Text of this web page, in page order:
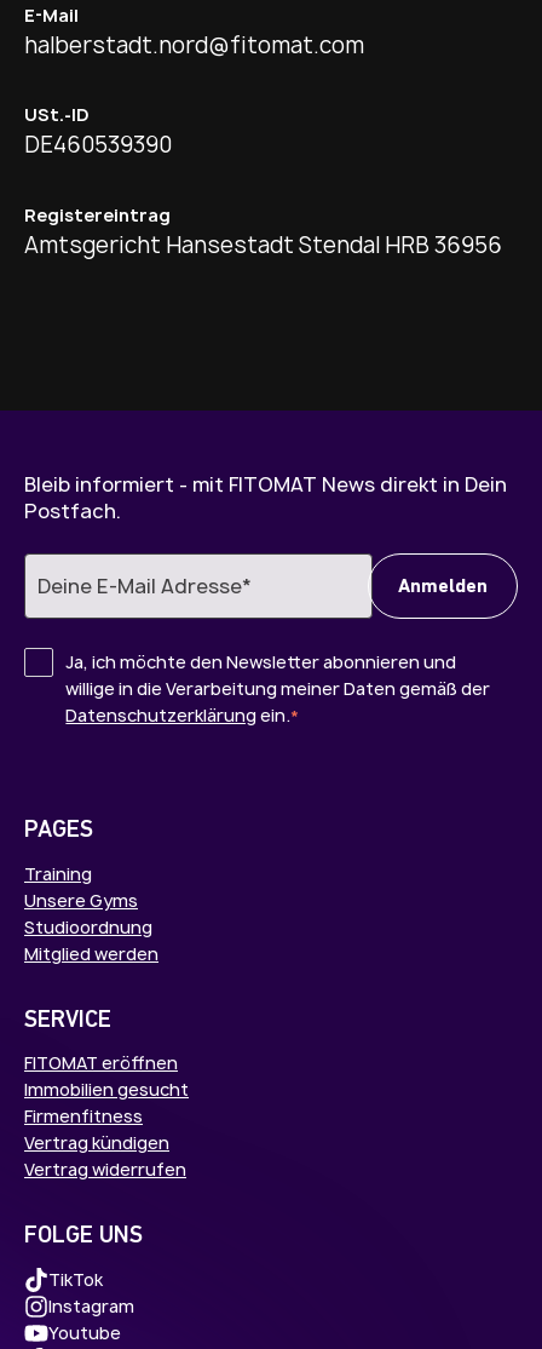
E-Mail
halberstadt.nord@fitomat.com
USt.-ID
DE460539390
Registereintrag
Amtsgericht Hansestadt Stendal HRB 36956
Bleib informiert - mit FITOMAT News direkt in Dein
Postfach.
Ja, ich möchte den Newsletter abonnieren und
willige in die Verarbeitung meiner Daten gemäß der
Datenschutzerklärung ein.*
PAGES
Training
Unsere Gyms
Studioordnung
Mitglied werden
SERVICE
FITOMAT eröffnen
Immobilien gesucht
Firmenfitness
Vertrag kündigen
Vertrag widerrufen
FOLGE UNS
TikTok
Instagram
Youtube